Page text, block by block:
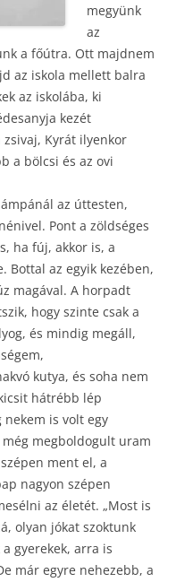
megyünk
az
a főútra. Ott majdnem
az iskola mellett balra
az iskolába, ki
kezét
Kyrát ilyenkor
a bölcsi és az ovi
az úttesten,
Pont a zöldséges
ha fúj, akkor is, a
Bottal az egyik kezében,
magával. A horpadt
hogy szinte csak a
és mindig megáll,
kutya, és soha nem
hátrébb lép
nekem is volt egy
megboldogult uram
ment el, a
nagyon szépen
az életét. „Most is
olyan jókat szoktunk
gyerekek, arra is
már egyre nehezebb, a